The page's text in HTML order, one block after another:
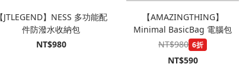
【JTLEGEND】NESS 多功能配
件防潑水收納包
NT$980
【AMAZINGTHING】
Minimal BasicBag 電腦包
NT$980 6折
NT$590